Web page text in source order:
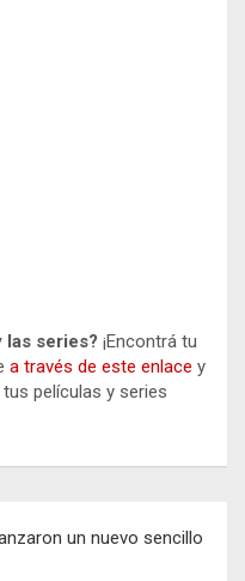
las series? ¡Encontrá tu
a través de este enlace y
películas y series
un nuevo sencillo